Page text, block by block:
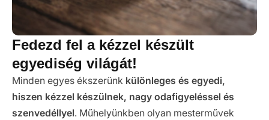
Fedezd fel a kézzel készült
egyediség világát!
Minden egyes ékszerünk különleges és egyedi,
hiszen kézzel készülnek, nagy odafigyeléssel és
szenvedéllyel. Műhelyünkben olyan mesterművek